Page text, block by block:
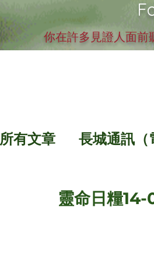
你在許多見證人面前
所有文章 長城通訊（
靈命日糧